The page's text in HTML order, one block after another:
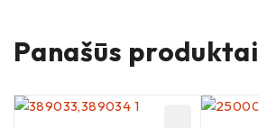
Panašūs produktai